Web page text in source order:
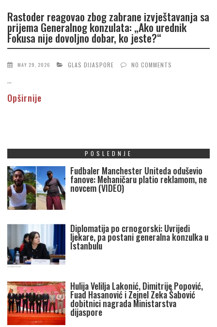
Rastoder reagovao zbog zabrane izvještavanja sa
prijema Generalnog konzulata: „Ako urednik
Fokusa nije dovoljno dobar, ko jeste?“
MAY 29, 2026 GLAS DIJASPORE NO COMMENTS
...
Opširnije
POSLEDNJE
Fudbaler Manchester Uniteda oduševio
fanove: Mehaničaru platio reklamom, ne
novcem (VIDEO)
Diplomatija po crnogorski: Uvrijedi
ljekare, pa postani generalna konzulka u
Istanbulu
Hulija Velilja Lakonić, Dimitrije Popović,
Fuad Hasanović i Zejnel Zeka Šabović
dobitnici nagrada Ministarstva
dijaspore